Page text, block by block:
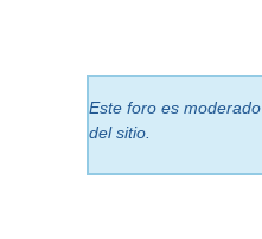
Este foro es
del sitio.